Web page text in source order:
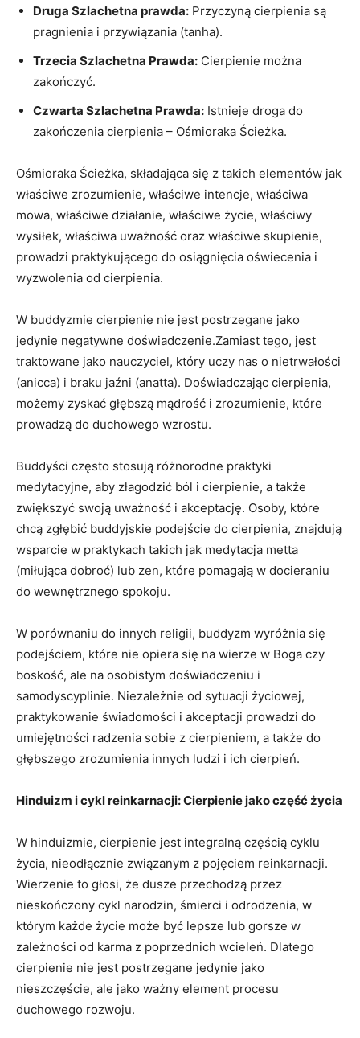
Druga Szlachetna ⁤prawda: Przyczyną cierpienia są
pragnienia i przywiązania ​(tanha).
Trzecia Szlachetna Prawda: ⁢Cierpienie można
zakończyć.
Czwarta Szlachetna ‌Prawda: Istnieje droga do
‌zakończenia cierpienia – Ośmioraka Ścieżka.
Ośmioraka Ścieżka, składająca się z ⁣takich elementów⁣ jak‍
właściwe zrozumienie, właściwe intencje, właściwa⁤
mowa, właściwe działanie, właściwe życie, ​właściwy
wysiłek, właściwa ‍uważność ⁢oraz właściwe⁤ skupienie,
prowadzi praktykującego do osiągnięcia oświecenia i
wyzwolenia od ​cierpienia.
W ⁢buddyzmie cierpienie​ nie jest ⁣postrzegane ‍jako
jedynie ​negatywne doświadczenie.Zamiast tego, jest
traktowane jako nauczyciel, który‍ uczy nas o nietrwałości
(anicca) i braku⁣ jaźni (anatta). Doświadczając cierpienia,
możemy zyskać głębszą mądrość ‌i zrozumienie, które⁣
prowadzą do duchowego wzrostu.
Buddyści często​ stosują różnorodne praktyki
medytacyjne, aby złagodzić ból i ‌cierpienie, a także‍
zwiększyć swoją uważność i akceptację. Osoby,⁤ które‍
chcą zgłębić buddyjskie podejście do cierpienia,​ znajdują
‍wsparcie ​w praktykach takich jak medytacja metta
(miłująca dobroć) lub zen, które ​pomagają w docieraniu
do wewnętrznego spokoju.
W porównaniu do ⁢innych religii, buddyzm wyróżnia się
podejściem, które ‌nie opiera‍ się ⁤na‌ wierze​ w Boga⁣ czy
boskość, ale na osobistym doświadczeniu i
samodyscyplinie.‌ Niezależnie od sytuacji życiowej,
praktykowanie świadomości i akceptacji prowadzi do
⁢umiejętności radzenia ⁣sobie z cierpieniem, a także do
głębszego zrozumienia innych​ ludzi i ich cierpień.
Hinduizm ⁤i cykl reinkarnacji: Cierpienie⁢ jako część życia
W hinduizmie, cierpienie jest integralną‍ częścią cyklu
życia, nieodłącznie ⁤związanym z pojęciem ⁣reinkarnacji.
Wierzenie to ‍głosi, że dusze przechodzą przez
nieskończony cykl narodzin, śmierci‍ i odrodzenia, w
którym każde życie może być‍ lepsze lub gorsze​ w
zależności od karma z⁤ poprzednich‍ wcieleń. Dlatego
cierpienie⁤ nie jest postrzegane jedynie jako
nieszczęście, ale jako ważny element procesu
duchowego rozwoju.